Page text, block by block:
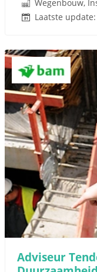
Laatste
Adviseur